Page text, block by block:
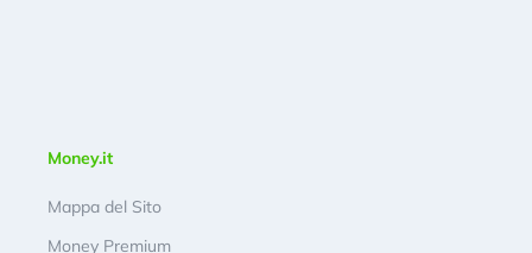
Money.it
Mappa del Sito
Money Premium